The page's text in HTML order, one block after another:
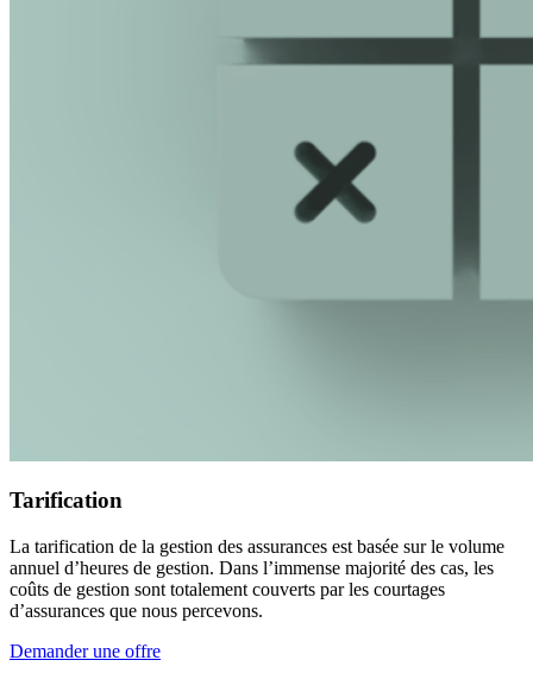
Tarification
La tarification de la gestion des assurances est basée sur le volume
annuel d’heures de gestion. Dans l’immense majorité des cas, les
coûts de gestion sont totalement couverts par les courtages
d’assurances que nous percevons.
Demander une offre